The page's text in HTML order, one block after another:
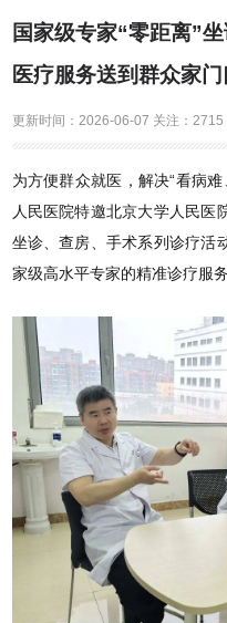
国家级专家“零距离”
医疗服务送到群众家门
更新时间： 2026-06-07 关注： 2715
为方便群众就医，解决“看病
人民医院特邀北京大学人民医
坐诊、查房、手术系列诊疗活
家级高水平专家的精准诊疗服务